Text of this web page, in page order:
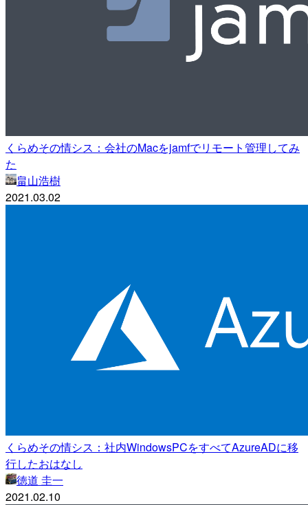
くらめその情シス：会社のMacをjamfでリモート管理してみ
た
畠山浩樹
2021.03.02
くらめその情シス：社内WindowsPCをすべてAzureADに移
行したおはなし
徳道 圭一
2021.02.10